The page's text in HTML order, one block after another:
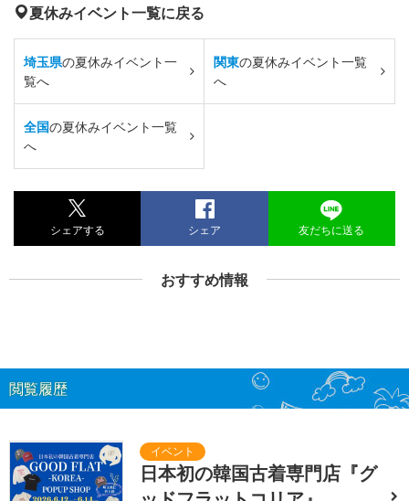
夏休みイベント一覧に戻る
埼玉県の夏休みイベント一
覧へ
関東の夏休みイベント一覧
へ
全国の夏休みイベント一覧
へ
シェアする シェア 友だちに送る
おすすめ情報
閲覧履歴
日本初の韓国古着専門店『グ